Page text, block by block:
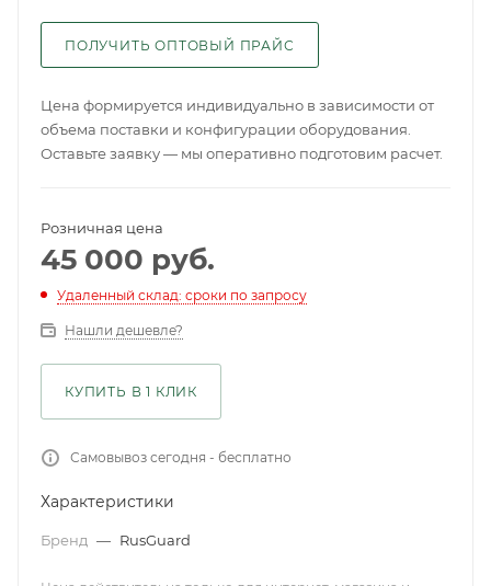
ПОЛУЧИТЬ ОПТОВЫЙ ПРАЙС
Цена формируется индивидуально в зависимости от
объема поставки и конфигурации оборудования.
Оставьте заявку — мы оперативно подготовим расчет.
Розничная цена
45 000 руб.
Удаленный склад: сроки по запросу
Нашли дешевле?
КУПИТЬ В 1 КЛИК
Самовывоз сегодня - бесплатно
Характеристики
Бренд — RusGuard